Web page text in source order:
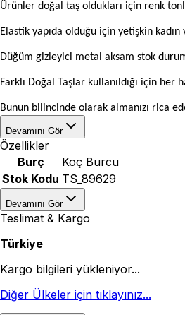
Ürünler doğal taş oldukları için renk
Elastik yapıda olduğu için yetişkin
Düğüm gizleyici metal aksam stok
Farklı Doğal Taşlar kullanıldığı için
Bunun bilincinde olarak almanızı rica
Devamını Gör
Özellikler
Burç
Koç Burcu
Stok Kodu TS_89629
Devamını Gör
Teslimat & Kargo
Türkiye
Kargo bilgileri yükleniyor...
Diğer Ülkeler için tıklayınız...